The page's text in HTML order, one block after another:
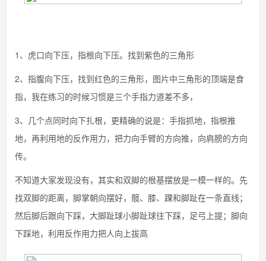
1、虎口向下压，指根向下压。找到紫色的三角形
2、指腹向下压，找到红色的三角形，图片中三角形的顶端是食
指，我在练习的时候习惯是三个手指力道差不多，
3、几个点同时向下扎根，更精确的说是：手指抓地，指根推
地，再利用地的反作用力，把力向手臂的方向推，向肩膀的方向
传。
不知道大家发现没有，其实和双脚的根基摆放是一模一样的。先
找双脚的距离，脚掌朝向摆好，髋、膝、踝和脚趾在一条直线；
然后脚后跟向下踩，大脚趾球小脚趾球往下踩，足弓上提；脚向
下踩地，利用反作用力把人向上拔高